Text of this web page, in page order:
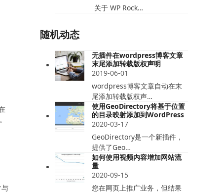
关于 WP Rock…
随机动态
无插件在wordpress博客文章
末尾添加转载版权声明
2019-06-01
wordpress博客文章自动在末
尾添加转载版权声…
使用GeoDirectory将基于位置
的目录映射添加到WordPress
2020-03-17
GeoDirectory是一个新插件，
提供了Geo…
如何使用视频内容增加网站流
量
2020-09-15
您在网页上推广业务，但结果